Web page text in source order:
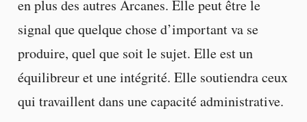
en plus des autres Arcanes. Elle peut être le
signal que quelque chose d’important va se
produire, quel que soit le sujet. Elle est un
équilibreur et une intégrité. Elle soutiendra ceux
qui travaillent dans une capacité administrative.